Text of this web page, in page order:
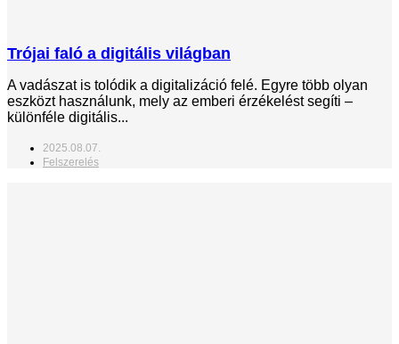
Trójai faló a digitális világban
A vadászat is tolódik a digitalizáció felé. Egyre több olyan
eszközt használunk, mely az emberi érzékelést segíti –
különféle digitális...
2025.08.07.
Felszerelés